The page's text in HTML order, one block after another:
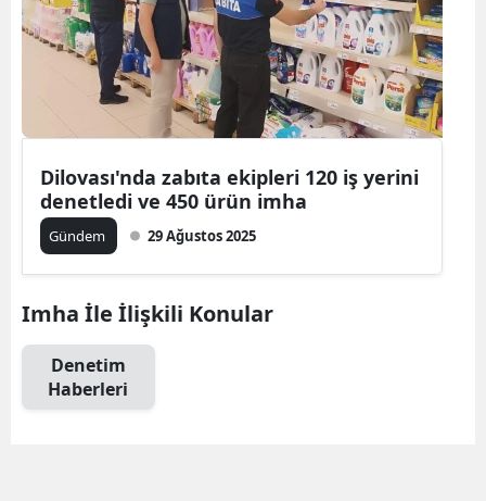
Dilovası'nda zabıta ekipleri 120 iş yerini
denetledi ve 450 ürün imha
Gündem 29 Ağustos 2025
Imha İle İlişkili Konular
Denetim
Haberleri